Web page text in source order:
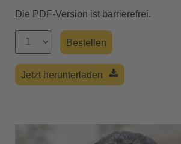
Die PDF-Version ist barrierefrei.
Jetzt herunterladen